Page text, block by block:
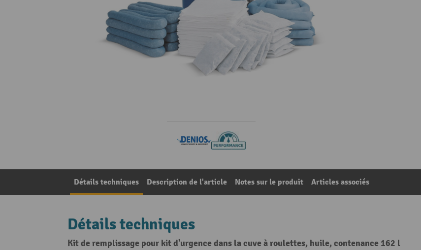
Détails techniques Description de l'article Notes sur le produit Articles associés
Détails techniques
Kit de remplissage pour kit d'urgence dans la cuve à roulettes, huile, contenance 162 l